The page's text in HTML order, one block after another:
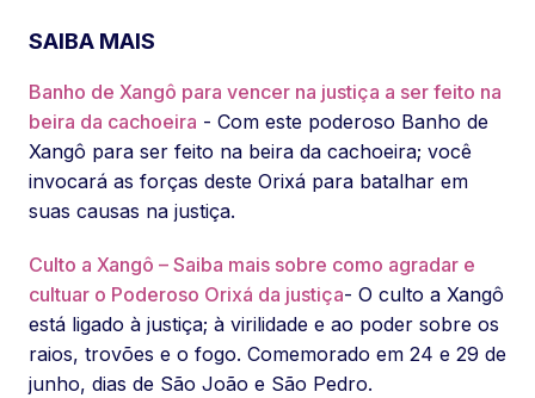
SAIBA MAIS
Banho de Xangô para vencer na justiça a ser feito na
beira da cachoeira - Com este poderoso Banho de
Xangô para ser feito na beira da cachoeira; você
invocará as forças deste Orixá para batalhar em
suas causas na justiça.
Culto a Xangô – Saiba mais sobre como agradar e
cultuar o Poderoso Orixá da justiça- O culto a Xangô
está ligado à justiça; à virilidade e ao poder sobre os
raios, trovões e o fogo. Comemorado em 24 e 29 de
junho, dias de São João e São Pedro.